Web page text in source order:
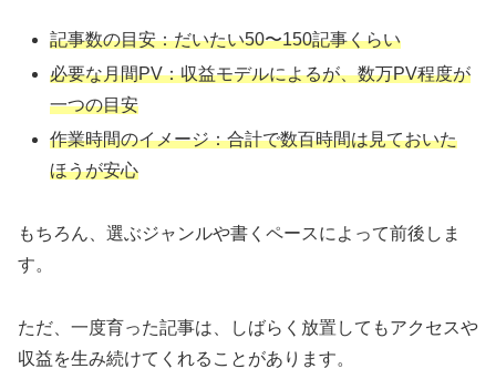
記事数の目安：だいたい50〜150記事くらい
必要な月間PV：収益モデルによるが、数万PV程度が
一つの目安
作業時間のイメージ：合計で数百時間は見ておいた
ほうが安心
もちろん、選ぶジャンルや書くペースによって前後しま
す。
ただ、一度育った記事は、しばらく放置してもアクセスや
収益を生み続けてくれることがあります。